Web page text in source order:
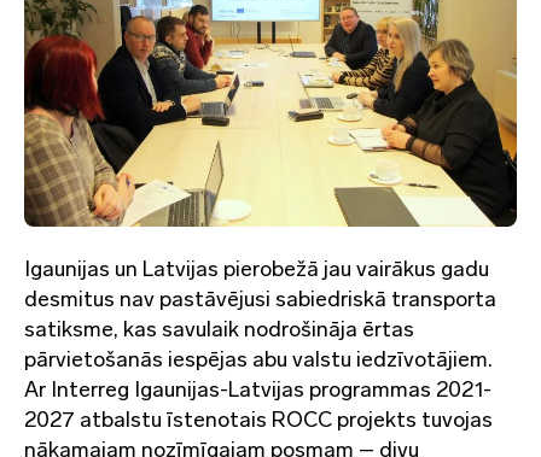
Igaunijas un Latvijas pierobežā jau vairākus gadu
desmitus nav pastāvējusi sabiedriskā transporta
satiksme, kas savulaik nodrošināja ērtas
pārvietošanās iespējas abu valstu iedzīvotājiem.
Ar Interreg Igaunijas-Latvijas programmas 2021-
2027 atbalstu īstenotais ROCC projekts tuvojas
nākamajam nozīmīgajam posmam – divu